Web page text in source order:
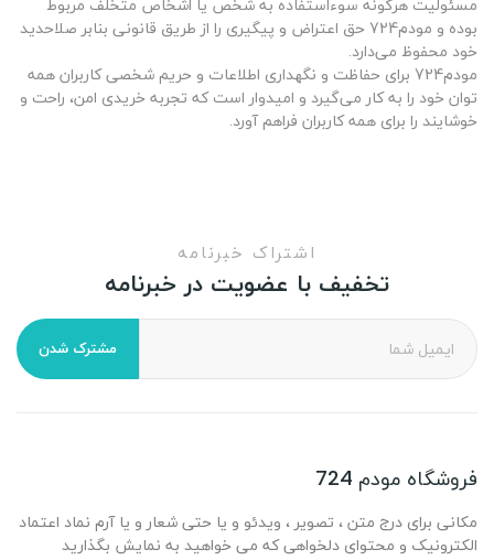
بوده و مودم724 حق اعتراض و پیگیری را از طریق قانونی بنابر صلاحدید
خود محفوظ می‌دارد.
مودم724 برای حفاظت و نگهداری اطلاعات و حریم شخصی کاربران همه
توان خود را به کار می‌گیرد و امیدوار است که تجربه خریدی امن، راحت و
خوشایند را برای همه کاربران فراهم آورد.
اشتراک خبرنامه
تخفیف با عضویت در خبرنامه
مشترک شدن
فروشگاه مودم 724
مکانی برای درج متن ، تصویر ، ویدئو و یا حتی شعار و یا آرم نماد اعتماد
الکترونیک و محتوای دلخواهی که می خواهید به نمایش بگذارید